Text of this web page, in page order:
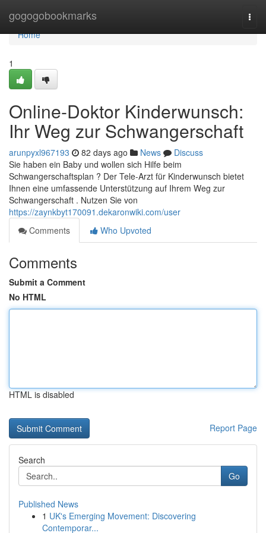
gogogobookmarks
Home
Home
1
Online-Doktor Kinderwunsch:
Ihr Weg zur Schwangerschaft
arunpyxl967193 82 days ago News
Discuss
Sie haben ein Baby und wollen sich Hilfe beim
Schwangerschaftsplan ? Der Tele-Arzt für Kinderwunsch bietet
Ihnen eine umfassende Unterstützung auf Ihrem Weg zur
Schwangerschaft . Nutzen Sie von
https://zaynkbyt170091.dekaronwiki.com/user
Comments
Who Upvoted
Comments
Submit a Comment
No HTML
HTML is disabled
Report Page
Search
Go
Published News
1 UK's Emerging Movement: Discovering
Contemporar...